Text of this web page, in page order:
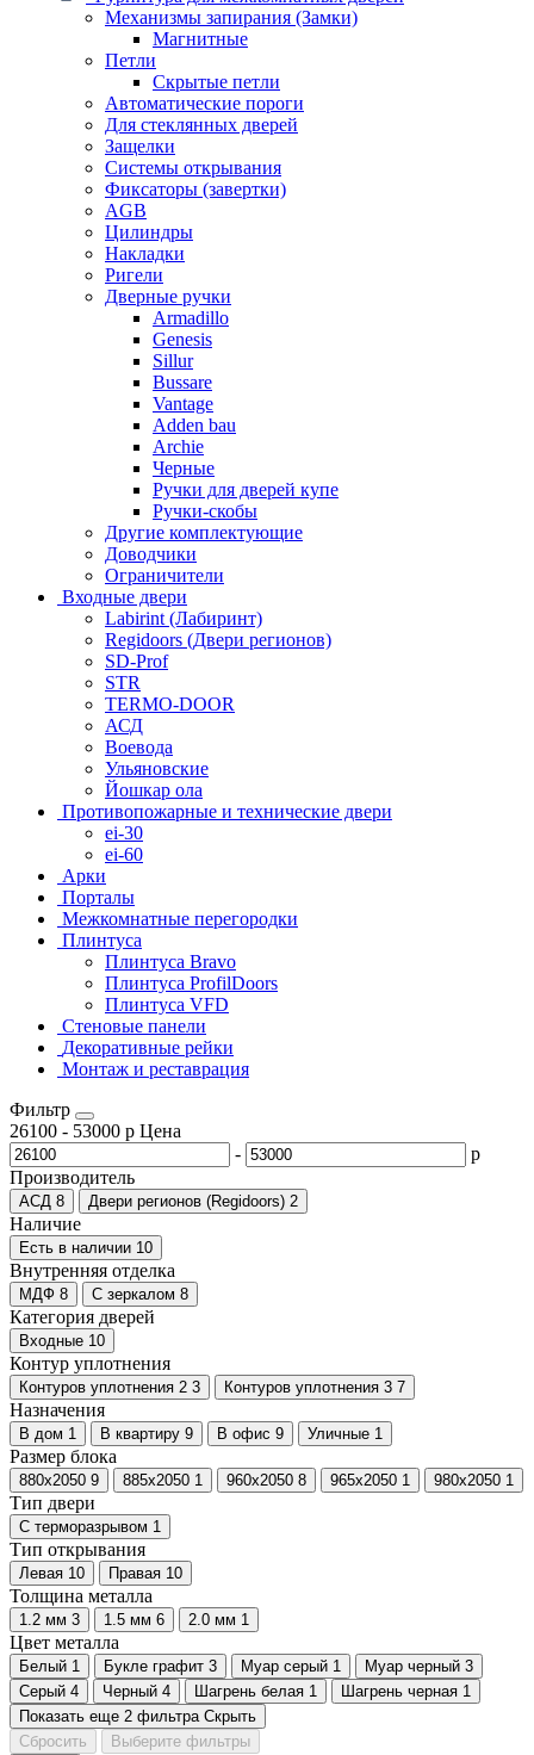
Механизмы запирания (Замки)
Магнитные
Петли
Скрытые петли
Автоматические пороги
Для стеклянных дверей
Защелки
Системы открывания
Фиксаторы (завертки)
AGB
Цилиндры
Накладки
Ригели
Дверные ручки
Armadillo
Genesis
Sillur
Bussare
Vantage
Adden bau
Archie
Черные
Ручки для дверей купе
Ручки-скобы
Другие комплектующие
Доводчики
Ограничители
Входные двери
Labirint (Лабиринт)
Regidoors (Двери регионов)
SD-Prof
STR
TERMO-DOOR
АСД
Воевода
Ульяновские
Йошкар ола
Противопожарные и технические двери
ei-30
ei-60
Арки
Порталы
Межкомнатные перегородки
Плинтуса
Плинтуса Bravo
Плинтуса ProfilDoors
Плинтуса VFD
Стеновые панели
Декоративные рейки
Монтаж и реставрация
Фильтр
26100 - 53000 р Цена
-
р
Производитель
АСД 8 Двери регионов (Regidoors) 2
Наличие
Есть в наличии 10
Внутренняя отделка
МДФ 8 С зеркалом 8
Категория дверей
Входные 10
Контур уплотнения
Контуров уплотнения 2 3 Контуров уплотнения 3 7
Назначения
В дом 1 В квартиру 9 В офис 9 Уличные 1
Размер блока
880х2050 9 885х2050 1 960х2050 8 965х2050 1 980х2050 1
Тип двери
C терморазрывом 1
Тип открывания
Левая 10 Правая 10
Толщина металла
1.2 мм 3 1.5 мм 6 2.0 мм 1
Цвет металла
Белый 1 Букле графит 3 Муар серый 1 Муар черный 3
Серый 4 Черный 4 Шагрень белая 1 Шагрень черная 1
Показать еще 2 фильтра Скрыть
Сбросить
Выберите фильтры